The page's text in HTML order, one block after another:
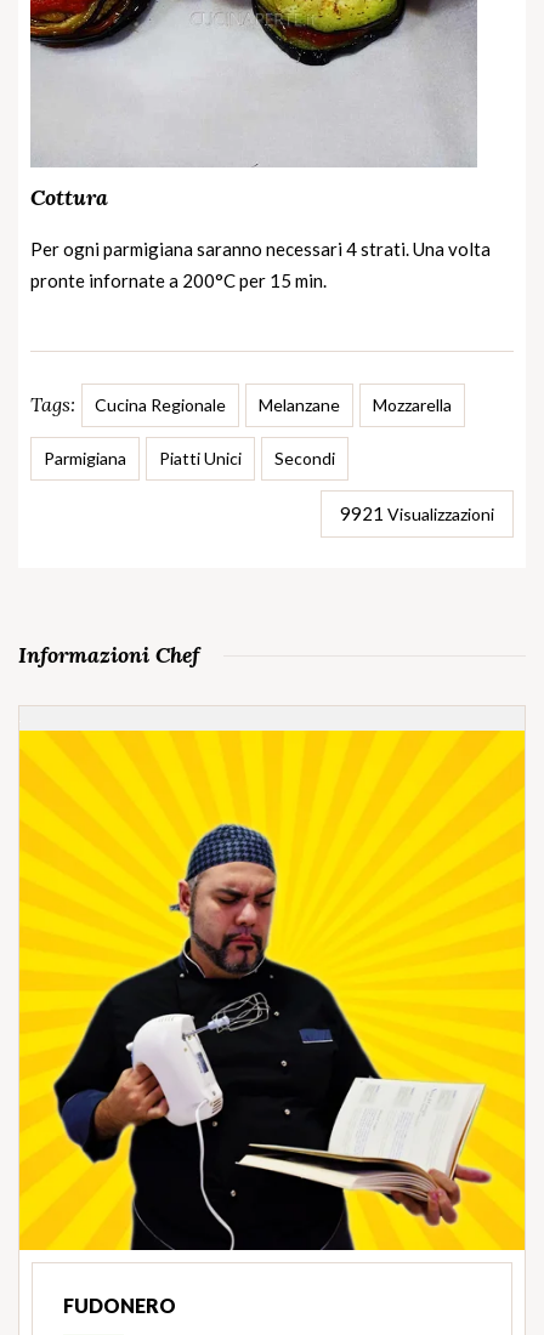
Cottura
Per ogni parmigiana saranno necessari 4 strati. Una volta
pronte infornate a 200°C per 15 min.
Tags: Cucina Regionale Melanzane Mozzarella
Parmigiana Piatti Unici Secondi
9921 Visualizzazioni
Informazioni Chef
FUDONERO